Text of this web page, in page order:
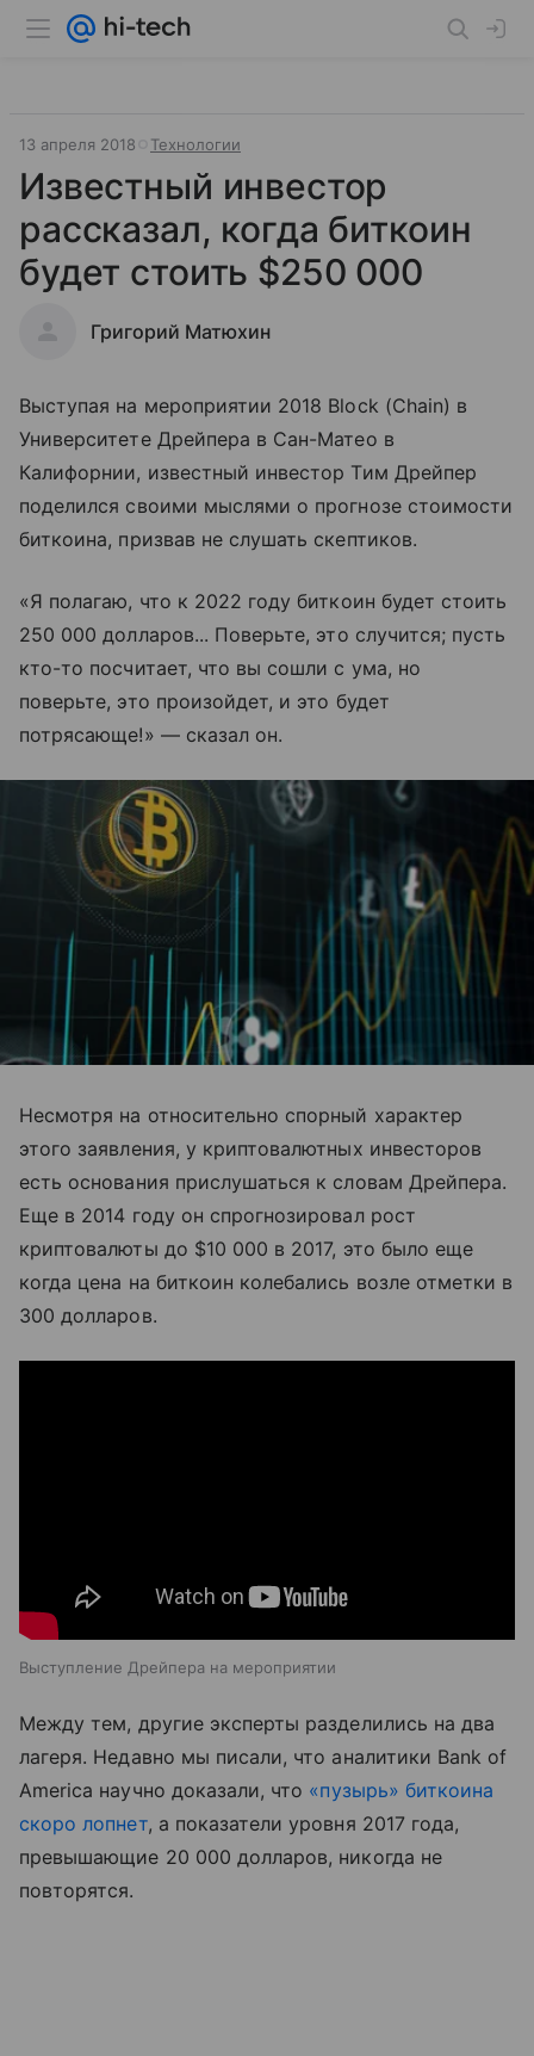
13 апреля 2018 Технологии
Известный инвестор
рассказал, когда биткоин
будет стоить $250 000
Григорий Матюхин
Выступая на мероприятии 2018 Block (Chain) в
Университете Дрейпера в Сан-Матео в
Калифорнии, известный инвестор Тим Дрейпер
поделился своими мыслями о прогнозе стоимости
биткоина, призвав не слушать скептиков.
«Я полагаю, что к 2022 году биткоин будет стоить
250 000 долларов... Поверьте, это случится; пусть
кто-то посчитает, что вы сошли с ума, но
поверьте, это произойдет, и это будет
потрясающе!» — сказал он.
Несмотря на относительно спорный характер
этого заявления, у криптовалютных инвесторов
есть основания прислушаться к словам Дрейпера.
Еще в 2014 году он спрогнозировал рост
криптовалюты до $10 000 в 2017, это было еще
когда цена на биткоин колебались возле отметки в
300 долларов.
Выступление Дрейпера на мероприятии
Между тем, другие эксперты разделились на два
лагеря. Недавно мы писали, что аналитики Bank of
America научно доказали, что «пузырь» биткоина
скоро лопнет, а показатели уровня 2017 года,
превышающие 20 000 долларов, никогда не
повторятся.